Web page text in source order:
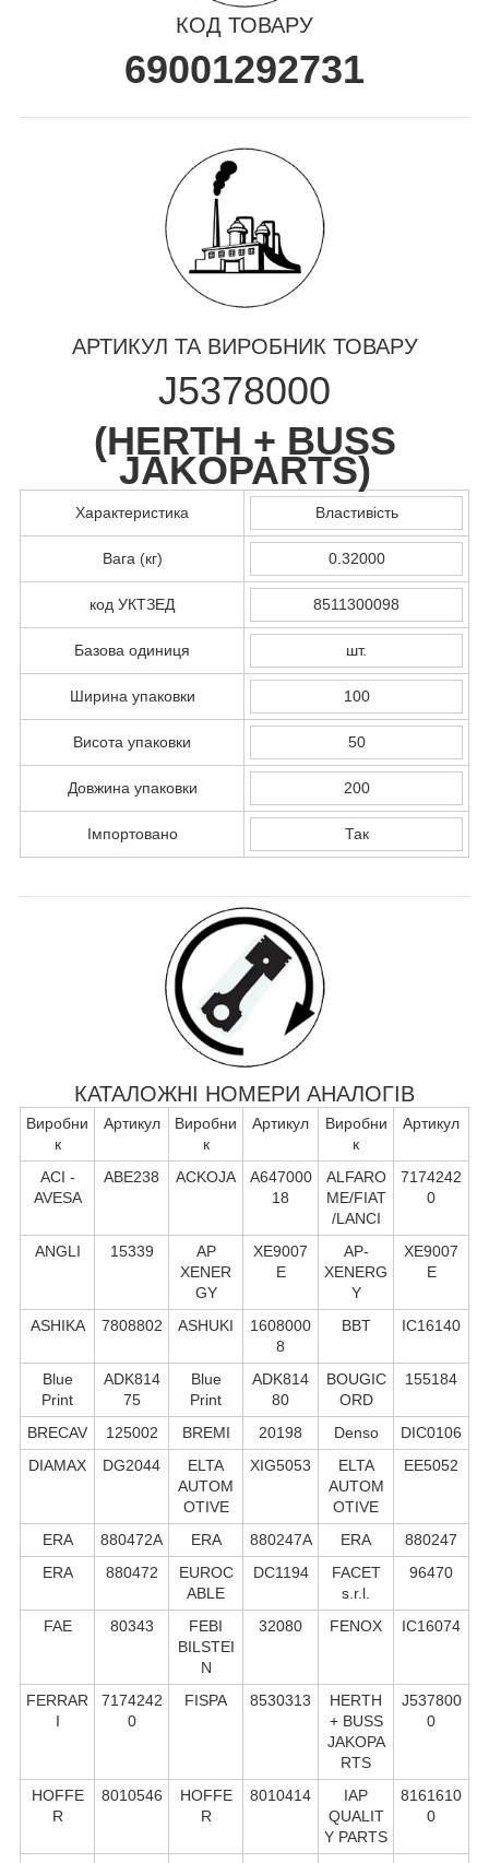
КОД ТОВАРУ
69001292731
АРТИКУЛ ТА ВИРОБНИК ТОВАРУ
J5378000
(HERTH + BUSS
JAKOPARTS)
Характеристика Властивість
Вага (кг) 0.32000
код УКТЗЕД 8511300098
Базова одиниця шт.
Ширина упаковки 100
Висота упаковки 50
Довжина упаковки 200
Імпортовано Так
КАТАЛОЖНІ НОМЕРИ АНАЛОГІВ
Виробни
к
Артикул
Виробни
к
Артикул
Виробни
к
Артикул
ACI -
AVESA
ABE238 ACKOJA
A647000
18
ALFARO
ME/FIAT
/LANCI
7174242
0
ANGLI 15339
AP
XENER
GY
XE9007
E
AP-
XENERG
Y
XE9007
E
ASHIKA 7808802 ASHUKI
1608000
8
BBT IC16140
Blue
Print
ADK814
75
Blue
Print
ADK814
80
BOUGIC
ORD
155184
BRECAV 125002 BREMI 20198 Denso
DIC0106
DIAMAX
DG2044
ELTA
AUTOM
OTIVE
XIG5053
ELTA
AUTOM
OTIVE
EE5052
ERA 880472A ERA 880247A ERA
880247
ERA
880472
EUROC
ABLE
DC1194
FACET
s.r.l.
96470
FAE 80343
FEBI
BILSTEI
N
32080 FENOX IC16074
FERRAR
I
7174242
0
FISPA 8530313
HERTH
+ BUSS
JAKOPA
RTS
J537800
0
HOFFE
R
8010546
HOFFE
R
8010414
IAP
QUALIT
Y PARTS
8161610
0